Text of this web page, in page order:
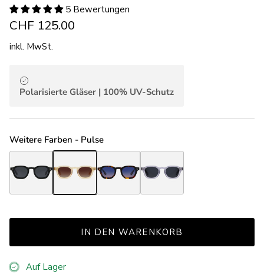
5 Bewertungen
CHF 125.00
inkl. MwSt.
Polarisierte Gläser | 100% UV-Schutz
Weitere Farben - Pulse
IN DEN WARENKORB
Auf Lager